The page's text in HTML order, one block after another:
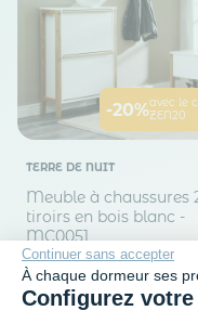
Continuer sans accepter
À chaque dormeur ses
Configurez
-20%avec le
ZEN20
TERRE DE NUIT
Meuble à chaussures
tiroirs en bois blanc -
MC0051